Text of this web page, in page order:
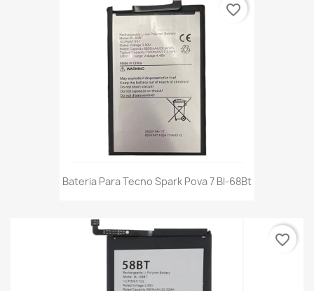
Bateria Para Tecno Spark Pova 7 Bl-68Bt
favorite_border
favorite_border